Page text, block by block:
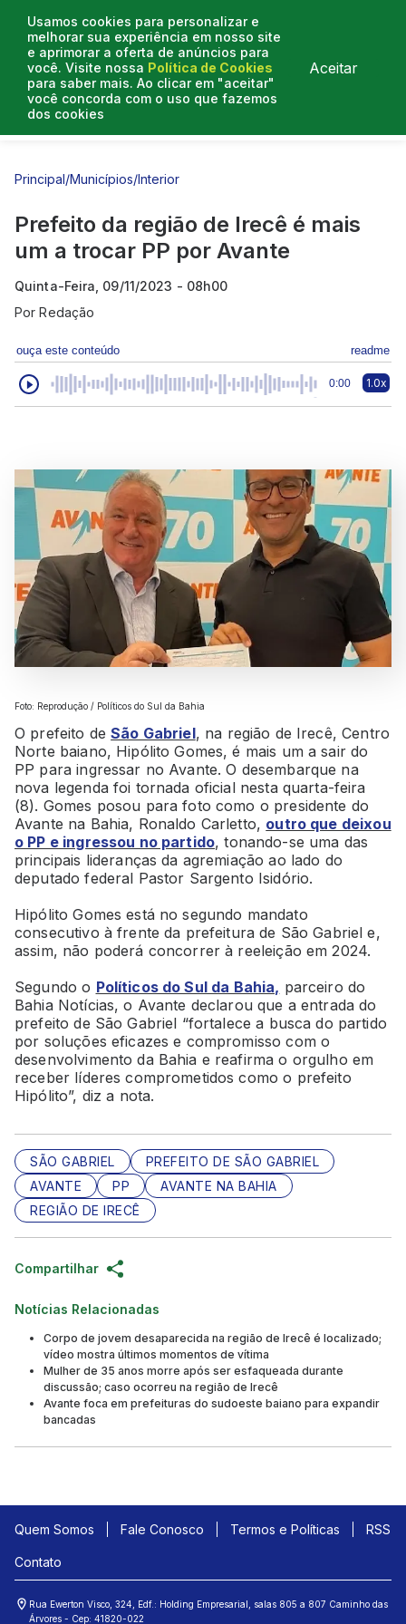
Usamos cookies para personalizar e
melhorar sua experiência em nosso site
e aprimorar a oferta de anúncios para
você. Visite nossa Política de Cookies
para saber mais. Ao clicar em "aceitar"
você concorda com o uso que fazemos
dos cookies
Aceitar
Entrevistas
Principal/Municípios/Interior
Prefeito da região de Irecê é mais
um a trocar PP por Avante
Quinta-Feira, 09/11/2023 - 08h00
PorRedação
ouça este conteúdo readme
0:00 1.0x
Foto: Reprodução / Políticos do Sul da Bahia
O prefeito deSão Gabriel, na região de Irecê, Centro
Norte baiano, Hipólito Gomes, é mais um a sair do
PP para ingressar no Avante. O desembarque na
nova legenda foi tornada oficial nesta quarta-feira
(8). Gomes posou para foto como o presidente do
Avante na Bahia, Ronaldo Carletto, outro que deixou
o PP e ingressou no partido, tonando-se uma das
principais lideranças da agremiação ao lado do
deputado federal Pastor Sargento Isidório.
Hipólito Gomes está no segundo mandato
consecutivo à frente da prefeitura de São Gabriel e,
assim, não poderá concorrer à reeleição em 2024.
Segundo o Políticos do Sul da Bahia, parceiro do
Bahia Notícias, o Avante declarou que a entrada do
prefeito de São Gabriel “fortalece a busca do partido
por soluções eficazes e compromisso com o
desenvolvimento da Bahia e reafirma o orgulho em
receber líderes comprometidos como o prefeito
Hipólito”, diz a nota.
SÃO GABRIEL
PREFEITO DE SÃO GABRIEL
AVANTE
PP
AVANTE NA BAHIA
REGIÃO DE IRECÊ
Compartilhar
Notícias Relacionadas
Corpo de jovem desaparecida na região de Irecê é localizado;
vídeo mostra últimos momentos de vítima
Mulher de 35 anos morre após ser esfaqueada durante
discussão; caso ocorreu na região de Irecê
Avante foca em prefeituras do sudoeste baiano para expandir
bancadas
Quem Somos Fale Conosco Termos e Políticas RSS
Contato
Rua Ewerton Visco, 324, Edf.: Holding Empresarial, salas 805 a 807 Caminho das
Árvores - Cep: 41820-022